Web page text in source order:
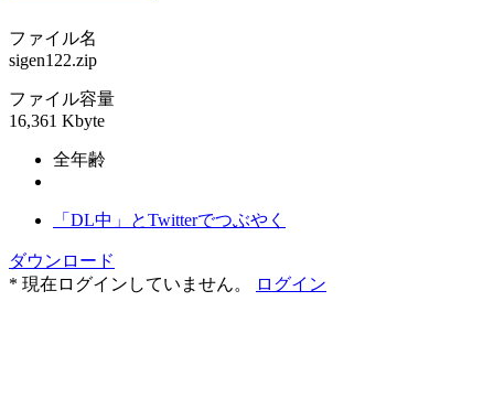
ファイル名
sigen122.zip
ファイル容量
16,361 Kbyte
全年齢
「DL中」とTwitterでつぶやく
ダウンロード
* 現在ログインしていません。
ログイン